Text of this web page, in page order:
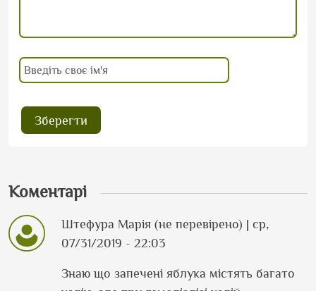
Коментарі
Штефура Марія (не перевірено) | ср,
07/31/2019 - 22:03
Знаю що запечені яблука містять багато